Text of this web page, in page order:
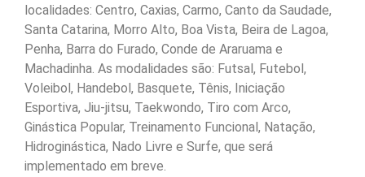
localidades: Centro, Caxias, Carmo, Canto da Saudade,
Santa Catarina, Morro Alto, Boa Vista, Beira de Lagoa,
Penha, Barra do Furado, Conde de Araruama e
Machadinha. As modalidades são: Futsal, Futebol,
Voleibol, Handebol, Basquete, Tênis, Iniciação
Esportiva, Jiu-jitsu, Taekwondo, Tiro com Arco,
Ginástica Popular, Treinamento Funcional, Natação,
Hidroginástica, Nado Livre e Surfe, que será
implementado em breve.